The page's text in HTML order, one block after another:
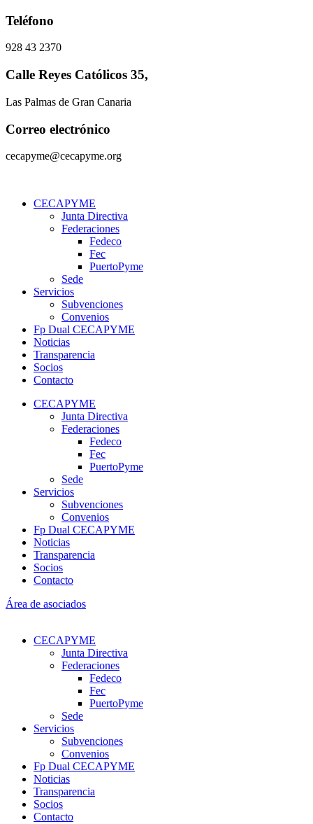
Ir
contenido
Teléfono
928 43 2370
Calle Reyes Católicos 35,
Las Palmas de Gran Canaria
Correo electrónico
cecapyme@cecapyme.org
CECAPYME
Junta Directiva
Federaciones
Fedeco
Fec
PuertoPyme
Sede
Servicios
Subvenciones
Convenios
Fp Dual CECAPYME
Noticias
Transparencia
Socios
Contacto
CECAPYME
Junta Directiva
Federaciones
Fedeco
Fec
PuertoPyme
Sede
Servicios
Subvenciones
Convenios
Fp Dual CECAPYME
Noticias
Transparencia
Socios
Contacto
Área de asociados
CECAPYME
Junta Directiva
Federaciones
Fedeco
Fec
PuertoPyme
Sede
Servicios
Subvenciones
Convenios
Fp Dual CECAPYME
Noticias
Transparencia
Socios
Contacto